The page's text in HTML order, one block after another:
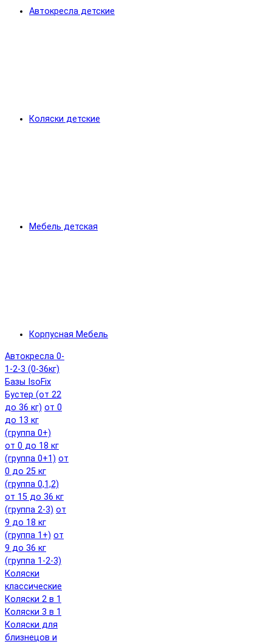
Автокресла детские
Коляски детские
Мебель детская
Корпусная Мебель
Автокресла 0-
1-2-3 (0-36кг)
Базы IsoFix
Бустер (от 22
до 36 кг) от 0
до 13 кг
(группа 0+)
от 0 до 18 кг
(группа 0+1) от
0 до 25 кг
(группа 0,1,2)
от 15 до 36 кг
(группа 2-3) от
9 до 18 кг
(группа 1+) от
9 до 36 кг
(группа 1-2-3)
Коляски
классические
Коляски 2 в 1
Коляски 3 в 1
Коляски для
близнецов и